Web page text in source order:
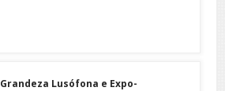
Grandeza Lusófona e Expo-